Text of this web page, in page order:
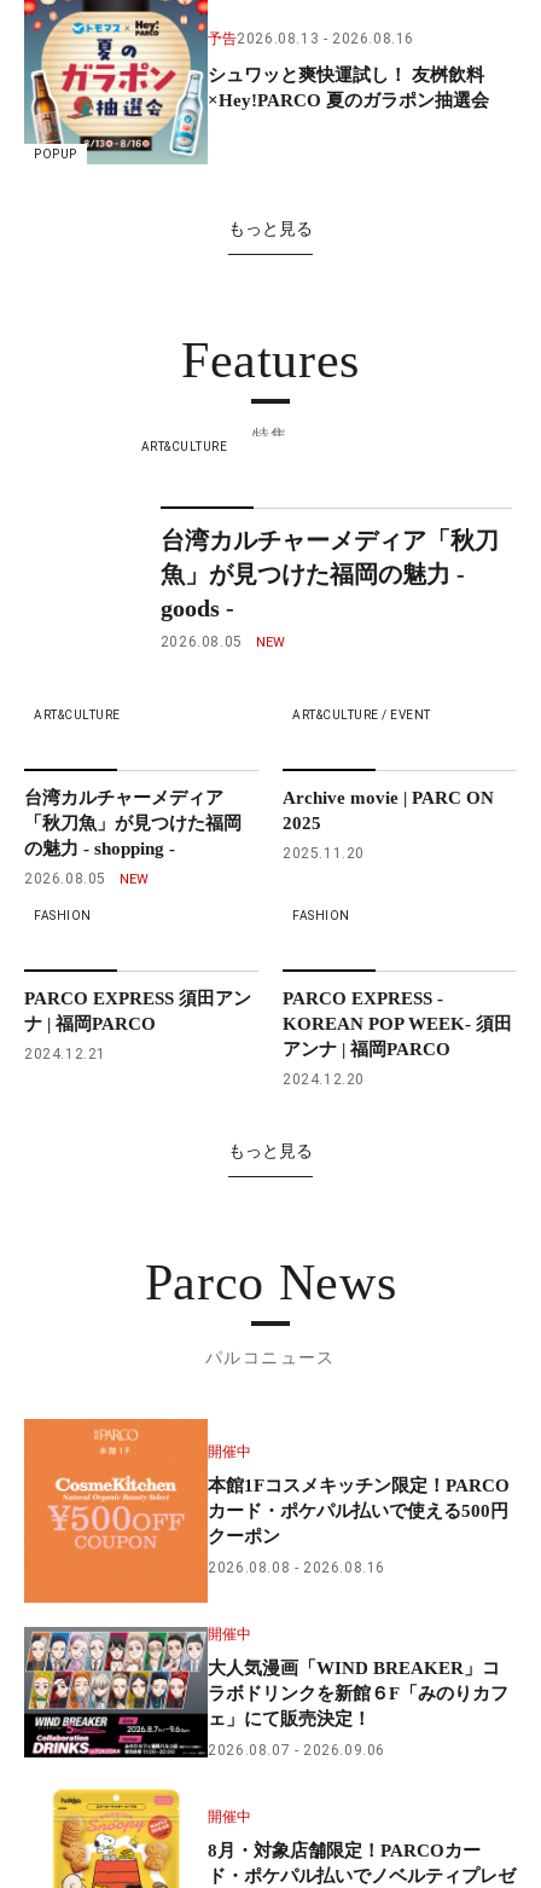
POPUP
予告2026.08.13 2026.08.16
シュワッと爽快運試し！ 友桝飲料
×Hey!PARCO 夏のガラポン抽選会
もっと見る
Features
特集
ART&CULTURE
台湾カルチャーメディア「秋刀
魚」が見つけた福岡の魅力 -
goods -
2026.08.05
ART&CULTURE
台湾カルチャーメディア
「秋刀魚」が見つけた福岡
の魅力 - shopping -
2026.08.05
ART&CULTURE / EVENT
Archive movie | PARC ON
2025
2025.11.20
FASHION
PARCO EXPRESS 須田アン
ナ | 福岡PARCO
2024.12.21
FASHION
PARCO EXPRESS -
KOREAN POP WEEK- 須田
アンナ | 福岡PARCO
2024.12.20
もっと見る
Parco News
パルコニュース
開催中
本館1Fコスメキッチン限定！PARCO
カード・ポケパル払いで使える500円
クーポン
2026.08.08 2026.08.16
開催中
大人気漫画「WIND BREAKER」コ
ラボドリンクを新館６F「みのりカフ
ェ」にて販売決定！
2026.08.07 2026.09.06
開催中
8月・対象店舗限定！PARCOカー
ド・ポケパル払いでノベルティプレゼ